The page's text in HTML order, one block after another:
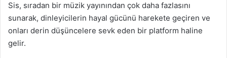
Sis, sıradan bir müzik yayınından çok daha fazlasını
sunarak, dinleyicilerin hayal gücünü harekete geçiren ve
onları derin düşüncelere sevk eden bir platform haline
gelir.